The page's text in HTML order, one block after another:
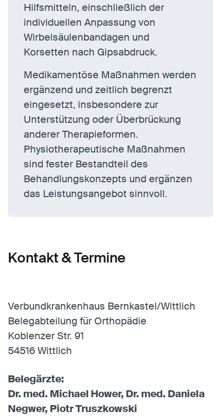
Hilfsmitteln, einschließlich der
individuellen Anpassung von
Wirbelsäulenbandagen und
Korsetten nach Gipsabdruck.
Medikamentöse Maßnahmen werden
ergänzend und zeitlich begrenzt
eingesetzt, insbesondere zur
Unterstützung oder Überbrückung
anderer Therapieformen.
Physiotherapeutische Maßnahmen
sind fester Bestandteil des
Behandlungskonzepts und ergänzen
das Leistungsangebot sinnvoll.
Kontakt & Termine
Verbundkrankenhaus Bernkastel/Wittlich
Belegabteilung für Orthopädie
Koblenzer Str. 91
54516 Wittlich
Belegärzte:
Dr. med. Michael Hower, Dr. med. Daniela
Negwer, Piotr Truszkowski